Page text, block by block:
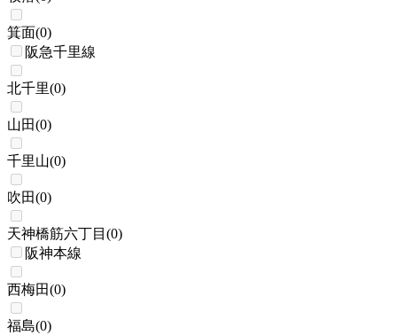
箕面(0)
阪急千里線
北千里(0)
山田(0)
千里山(0)
吹田(0)
天神橋筋六丁目 (0)
阪神本線
西梅田(0)
福島(0)